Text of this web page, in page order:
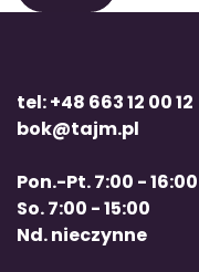
tel: +48 663 12 00 12
bok@tajm.pl
Pon.-Pt. 7:00 - 16:00
So. 7:00 - 15:00
Nd. nieczynne